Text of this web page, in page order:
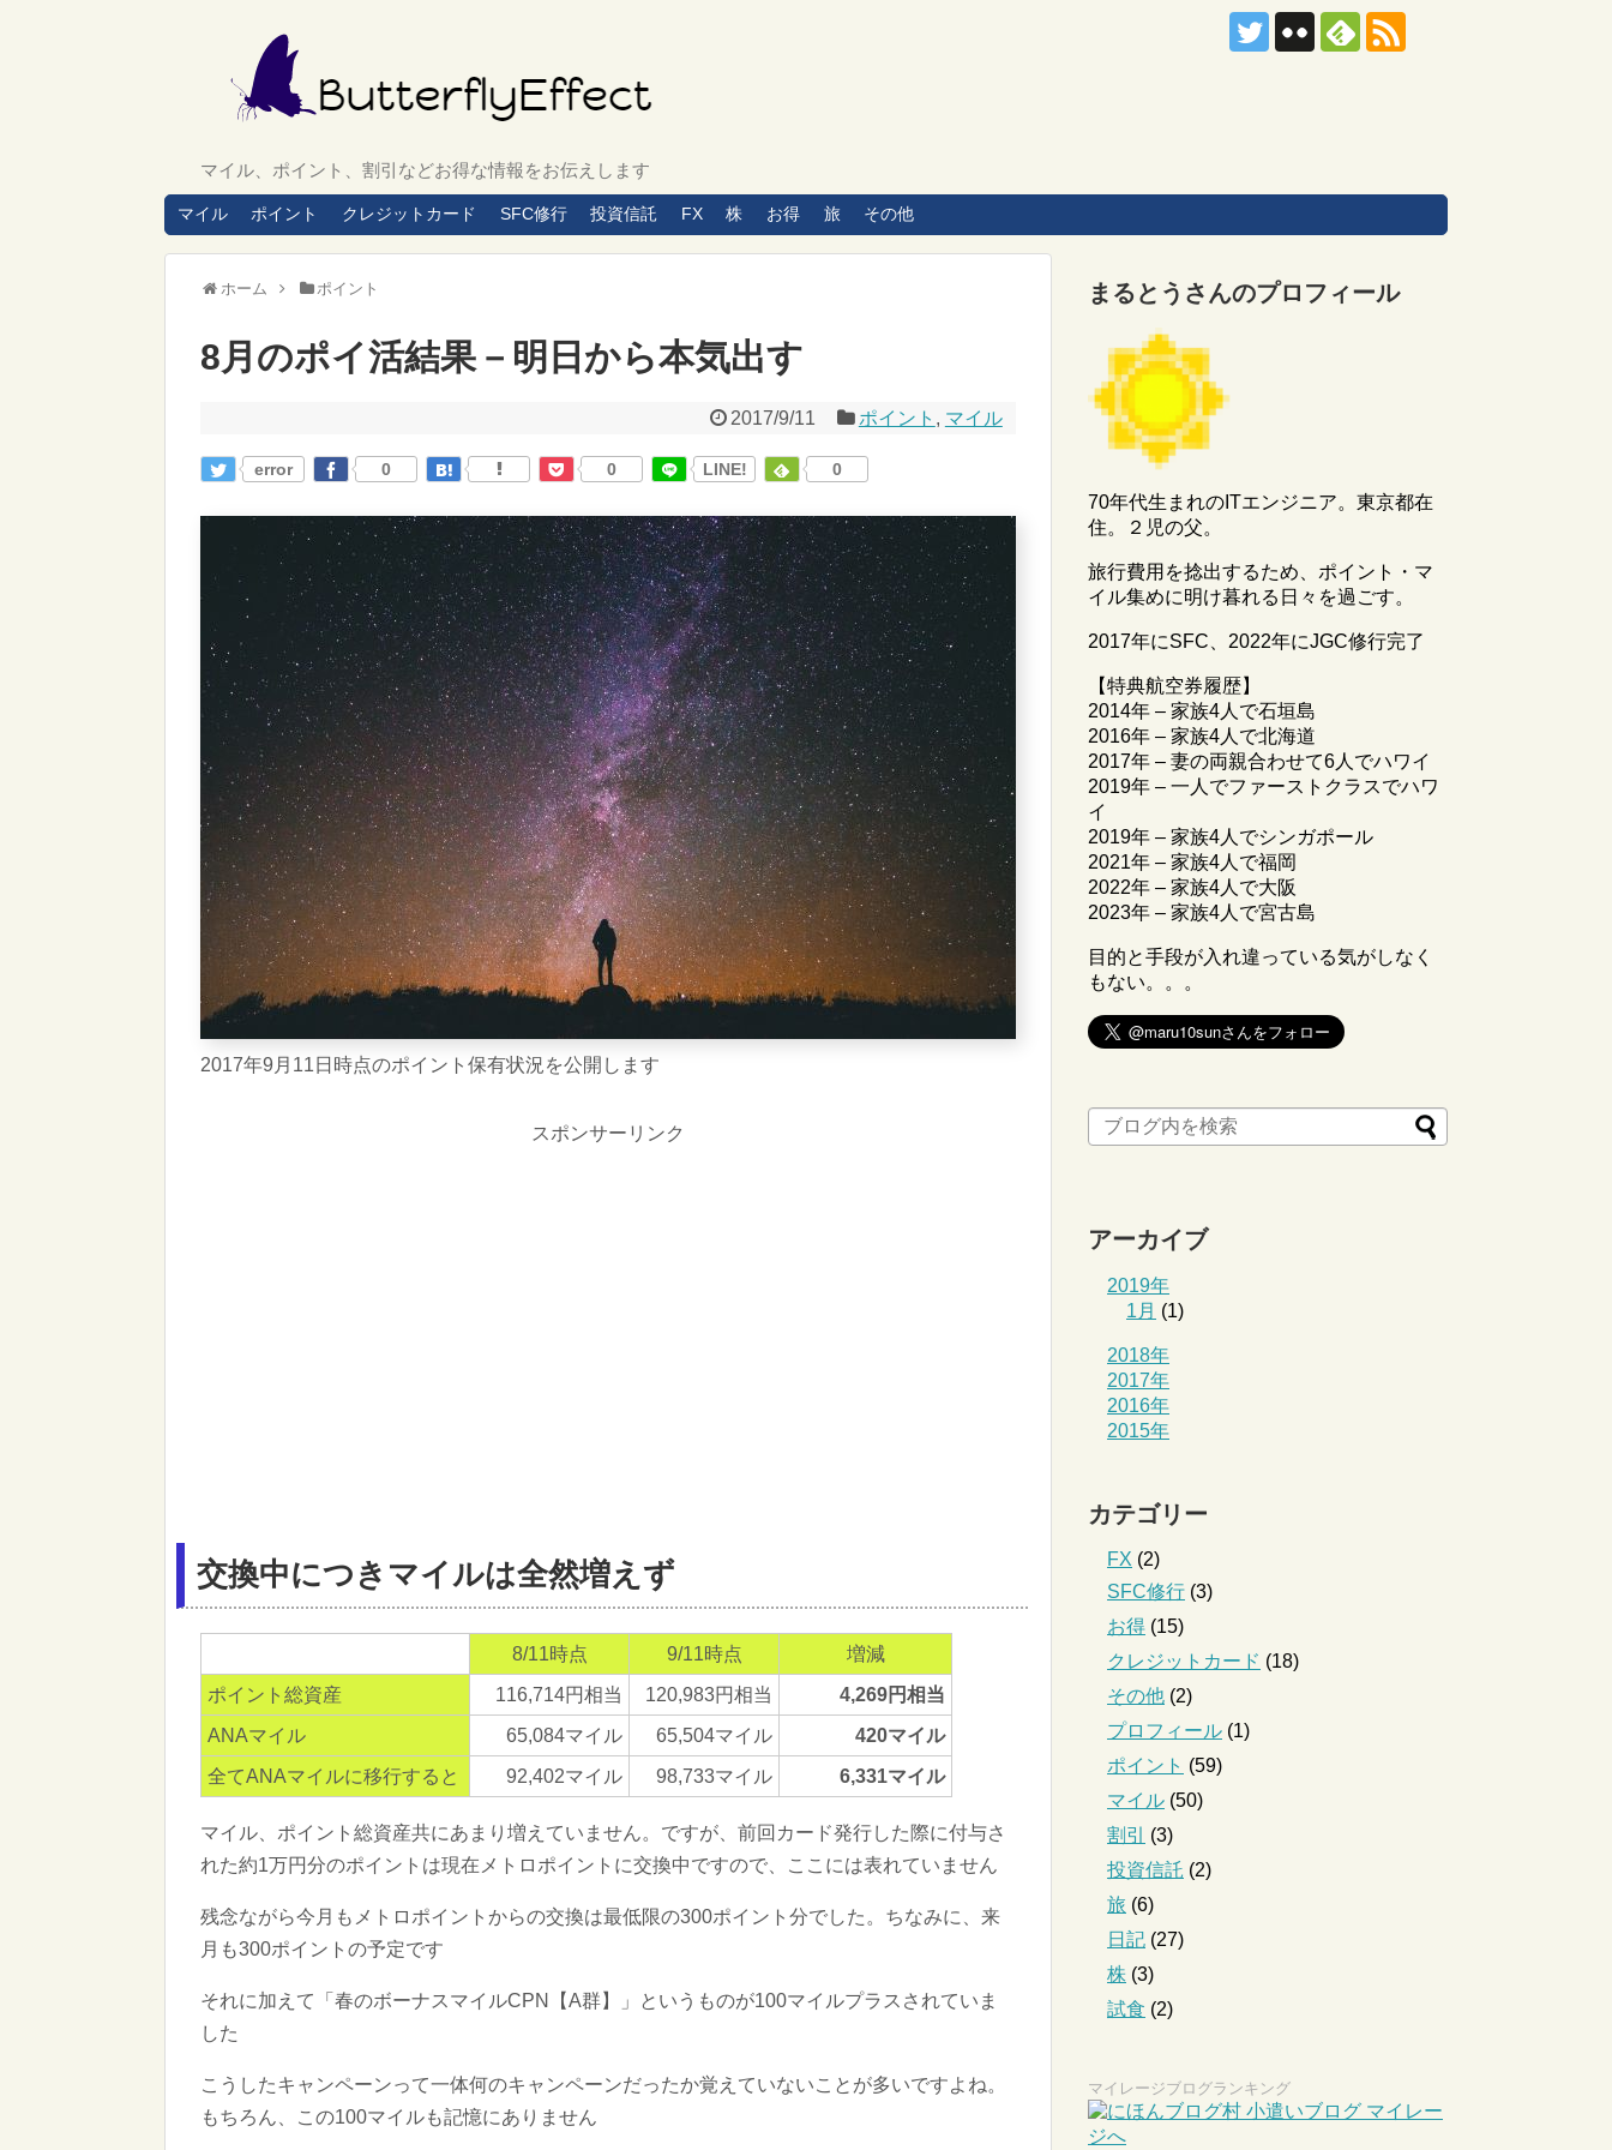
マイル、ポイント、割引などお得な情報をお伝えします
マイル ポイント クレジットカード SFC修行 投資信託 FX 株 お得 旅 その他
ホーム ポイント
8月のポイ活結果－明日から本気出す
2017/9/11 ポイント , マイル
error 0 0 LINE! 0
2017年9月11日時点のポイント保有状況を公開します
スポンサーリンク
交換中につきマイルは全然増えず
8/11時点 9/11時点
増減
ポイント総資産
116,714円相当 120,983円相当
4,269円相当
ANAマイル
65,084マイル 65,504マイル
420マイル
全てANAマイルに移行すると
92,402マイル 98,733マイル 6,331マイル
マイル、ポイント総資産共にあまり増えていません。ですが、前回カード発行した際に付与さ
れた約1万円分のポイントは現在メトロポイントに交換中ですので、ここには表れていません
残念ながら今月もメトロポイントからの交換は最低限の300ポイント分でした。ちなみに、来
月も300ポイントの予定です
それに加えて「春のボーナスマイルCPN【A群】」というものが100マイルプラスされていま
した
こうしたキャンペーンって一体何のキャンペーンだったか覚えていないことが多いですよね。
もちろん、この100マイルも記憶にありません
まるとうさんのプロフィール
70年代生まれのITエンジニア。東京都在
住。２児の父。
旅行費用を捻出するため、ポイント・マ
イル集めに明け暮れる日々を過ごす。
2017年にSFC、2022年にJGC修行完了
【特典航空券履歴】
2014年 – 家族4人で石垣島
2016年 – 家族4人で北海道
2017年 – 妻の両親合わせて6人でハワイ
2019年 – 一人でファーストクラスでハワ
イ
2019年 – 家族4人でシンガポール
2021年 – 家族4人で福岡
2022年 – 家族4人で大阪
2023年 – 家族4人で宮古島
目的と手段が入れ違っている気がしなく
もない。。。
アーカイブ
2019年
1月 (1)
2018年
2017年
2016年
2015年
カテゴリー
FX (2)
SFC修行 (3)
お得 (15)
クレジットカード (18)
その他 (2)
プロフィール (1)
ポイント (59)
マイル (50)
割引
(3)
投資信託 (2)
旅 (6)
日記 (27)
株 (3)
試食 (2)
マイレージブログランキング